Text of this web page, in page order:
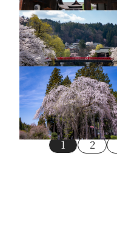
赤い中橋（春）1
薬師堂1
1 2